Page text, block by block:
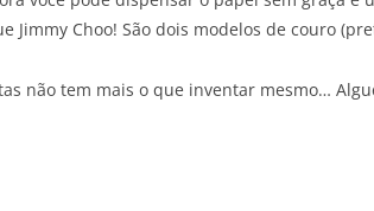
Jimmy Choo! São dois modelos de couro
não tem mais o que inventar mesmo…